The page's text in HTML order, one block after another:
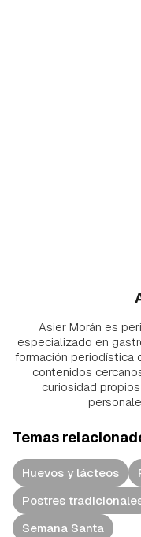
Asier Morán es
especializado en
formación periodística
contenidos
curiosidad
Temas
Huevos y lácteos
Postres
Semana Santa